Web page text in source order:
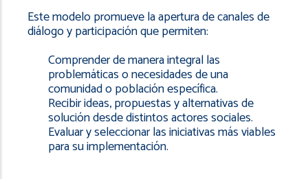
Este modelo promueve la apertura de canales de
diálogo y participación que permiten:
Comprender de manera integral las
problemáticas o necesidades de una
comunidad o población específica.
Recibir ideas, propuestas y alternativas de
solución desde distintos actores sociales.
Evaluar y seleccionar las iniciativas más viables
para su implementación.